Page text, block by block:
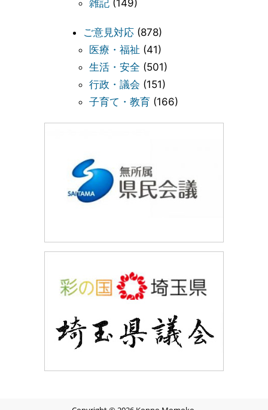
雑記 (149)
ご意見対応 (878)
医療・福祉 (41)
生活・安全 (501)
行政・議会 (151)
子育て・教育 (166)